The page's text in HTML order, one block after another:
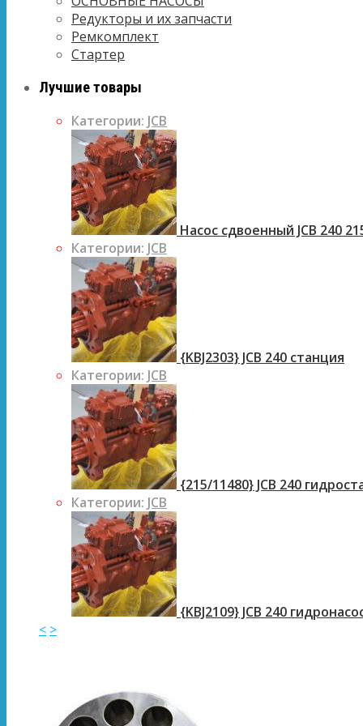
Редукторы и их запчасти
Ремкомплект
Стартер
Лучшие товары
Категории: JCB
Насос сдвоенный JCB 240
Категории: JCB
{KBJ2303} JCB 240 станция
Категории: JCB
{215/11480} JCB 240
Категории: JCB
{KBJ2109} JCB 240
< >